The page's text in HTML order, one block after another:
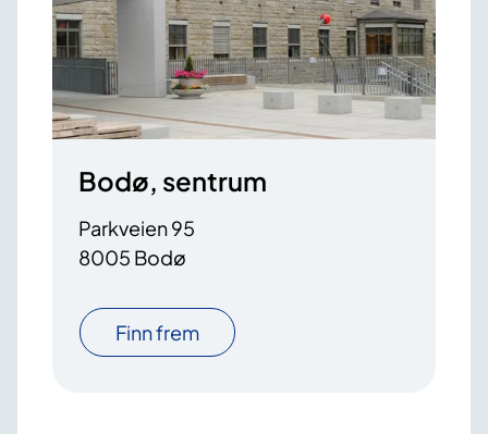
Bodø, sentrum
Parkveien 95
8005 Bodø
Finn frem